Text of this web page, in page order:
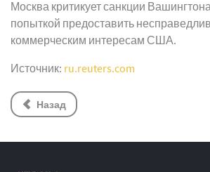
Москва критикует санкции
попыткой предоставить
коммерческим интересам США.
Источник: ru.reuters.com
Назад